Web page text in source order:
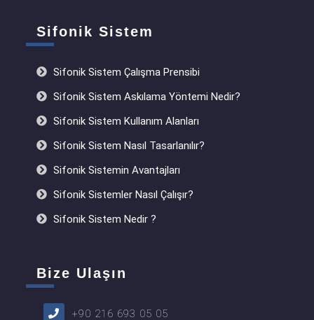
Sifonik Sistem
Sifonik Sistem Çalışma Prensibi
Sifonik Sistem Askılama Yöntemi Nedir?
Sifonik Sistem Kullanım Alanları
Sifonik Sistem Nasıl Tasarlanılır?
Sifonik Sistemin Avantajları
Sifonik Sistemler Nasıl Çalışır?
Sifonik Sistem Nedir ?
Bize Ulaşın
+90 216 693 05 05